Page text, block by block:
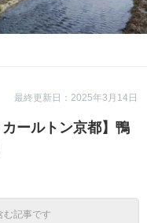
最終更新日：2025年3月14日
ールトン京都】鴨
む記事です